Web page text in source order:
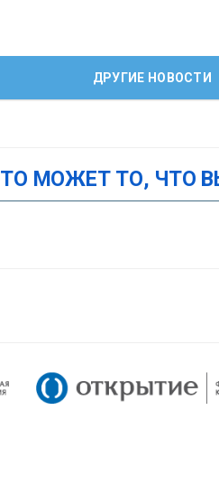
ДРУГИЕ НОВОСТИ
ЭТО МОЖЕТ ТО, ЧТО